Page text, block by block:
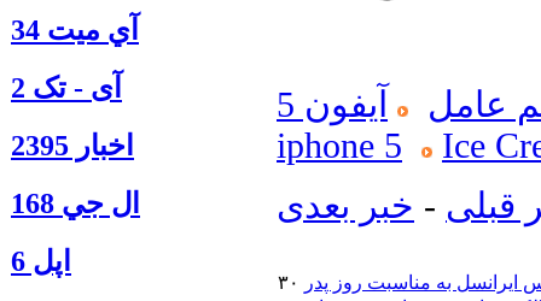
آي ميت 34
آی - تک 2
اخبار 2395
ال جي 168
اپل 6
عامل
آیفون 5
iphone 5
Ice
قبلی - خبر بعدی
ایرانسل به مناسبت روز پدر